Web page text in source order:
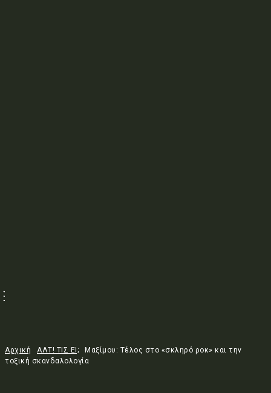
Αρχική ΑΛΤ! ΤΙΣ ΕΙ;
Μαξίμου: Τέλος στο «σκληρό ροκ» και την
τοξική σκανδαλολογία